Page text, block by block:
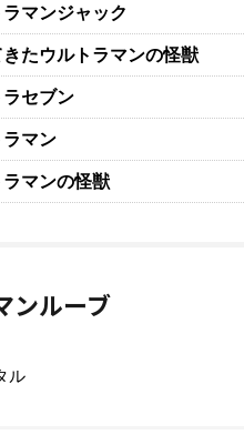
マンジャック
たウルトラマンの怪獣
セブン
マン
マンの怪獣
ンルーブ
ル